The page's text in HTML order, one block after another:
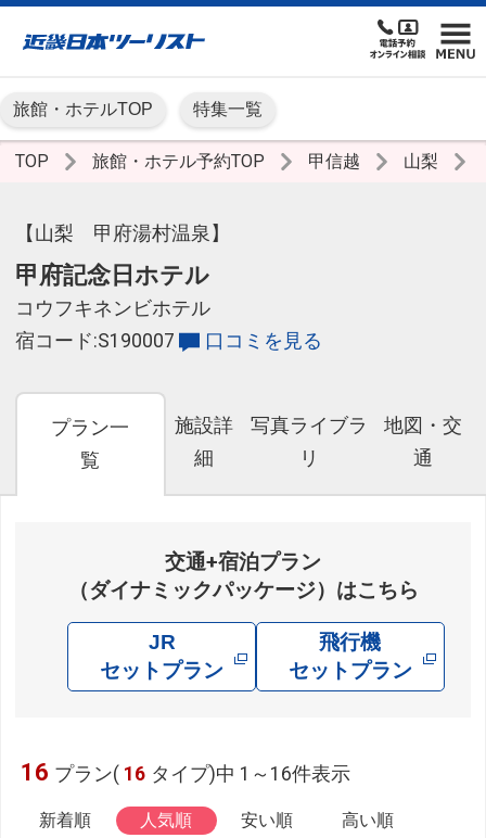
旅館・ホテルTOP 特集一覧
TOP 旅館・ホテル予約TOP 甲信越 山梨
【山梨 甲府湯村温泉】
甲府記念日ホテル
コウフキネンビホテル
宿コード:S190007
口コミを見る
プラン一
覧
施設詳
細
写真ライブラ
リ
地図・交
通
交通+宿泊プラン
（ダイナミックパッケージ）はこちら
JR
セットプラン
飛行機
セットプラン
16 プラン( 16 タイプ)中 1～16件表示
新着順 人気順 安い順 高い順